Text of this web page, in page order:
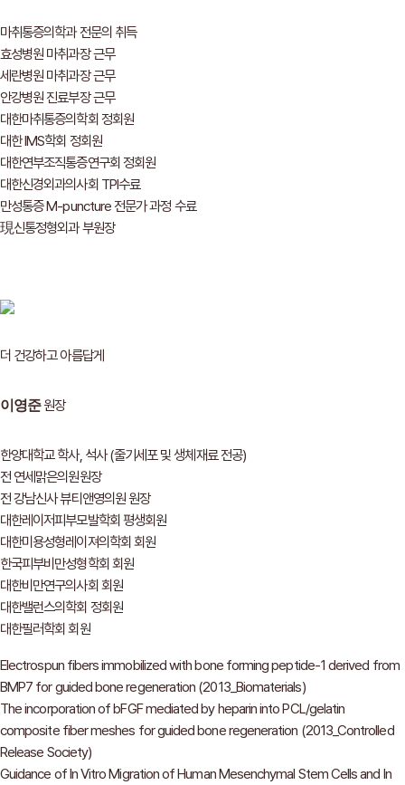
마취통증의학과 전문의 취득
효성병원 마취과장 근무
세란병원 마취과장 근무
안강병원 진료부장 근무
대한마취통증의학회 정회원
대한 IMS학회 정회원
대한연부조직통증연구회 정회원
대한신경외과의사회 TPI수료
만성통증 M-puncture 전문가 과정 수료
現신통정형외과 부원장
더 건강하고 아름답게
이영준원장
한양대학교 학사, 석사 (줄기세포 및 생체재료 전공)
전 연세맑은의원원장
전 강남신사 뷰티앤영의원 원장
대한레이저피부모발학회 평생회원
대한미용성형레이져의학회 회원
한국피부비만성형학회 회원
대한비만연구의사회 회원
대한밸런스의학회 정회원
대한필러학회 회원
Electrospun fibers immobilized with bone forming peptide-1 derived from
BMP7 for guided bone regeneration (2013_Biomaterials)
The incorporation of bFGF mediated by heparin into PCL/gelatin
composite fiber meshes for guided bone regeneration (2013_Controlled
Release Society)
Guidance of In Vitro Migration of Human Mesenchymal Stem Cells and In